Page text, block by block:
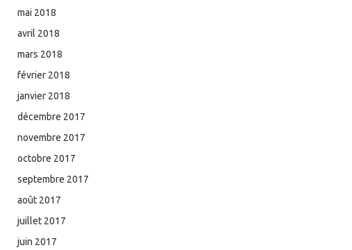
mai 2018
avril 2018
mars 2018
février 2018
janvier 2018
décembre 2017
novembre 2017
octobre 2017
septembre 2017
août 2017
juillet 2017
juin 2017